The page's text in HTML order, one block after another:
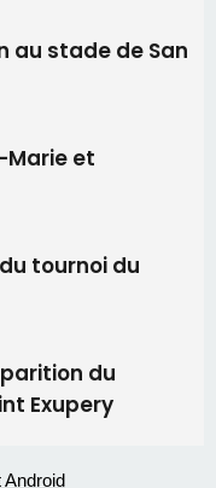
à Cruculi le
organise une
stade de San